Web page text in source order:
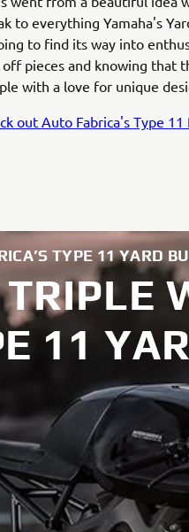
to everything Yamaha's
to find its way into
pieces and knowing that
with a love for unique
out Auto Fabrica's Type 11
TYPE 11 YARD
11